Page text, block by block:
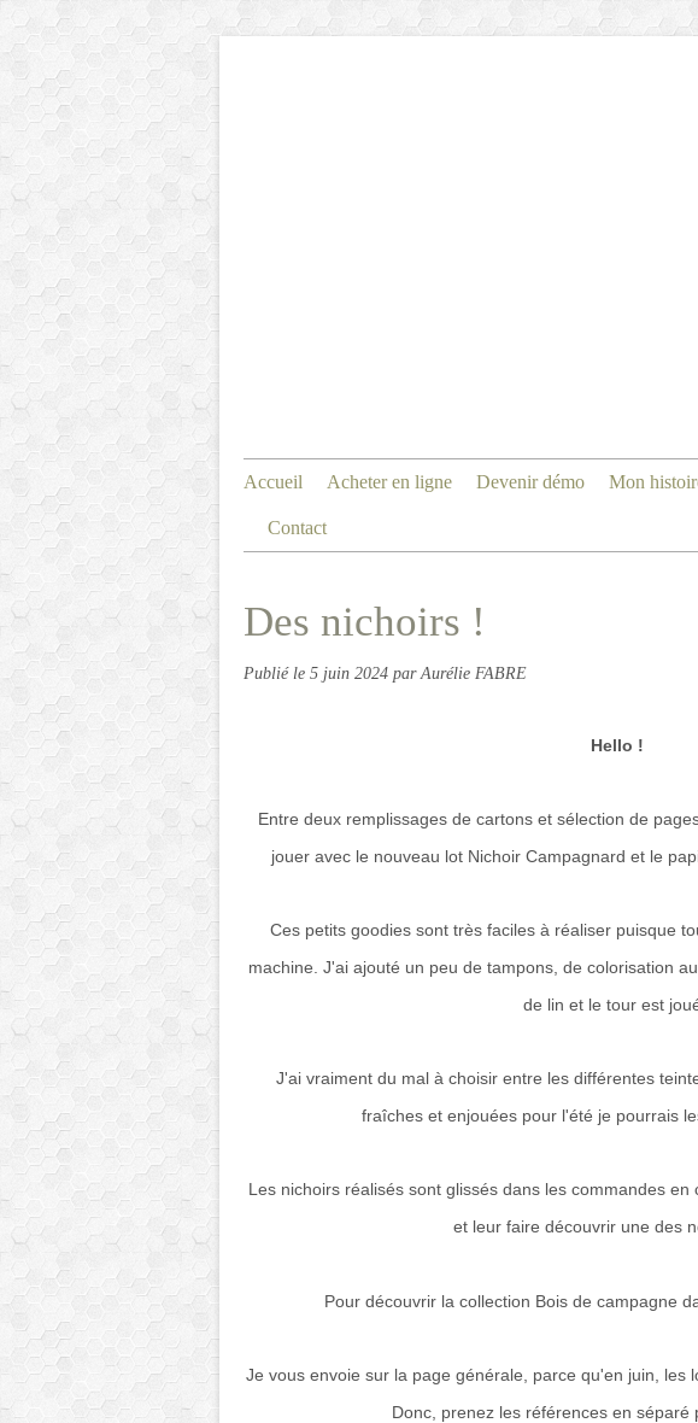
Accueil Acheter en ligne Devenir démo Mon
Contact
Des nichoirs !
Publié le 5 juin 2024 par Aurélie FABRE
Hello !
Entre deux remplissages de cartons et sélection de
jouer avec le nouveau lot Nichoir Campagnard et le
Ces petits goodies sont très faciles à réaliser puisque
machine. J'ai ajouté un peu de tampons, de colorisation
de lin et le tour est
J'ai vraiment du mal à choisir entre les différentes
fraîches et enjouées pour l'été je pourrais
Les nichoirs réalisés sont glissés dans les commandes
et leur faire découvrir une des
Pour découvrir la collection Bois de campagne
Je vous envoie sur la page générale, parce qu'en juin, les
Donc, prenez les références en séparé